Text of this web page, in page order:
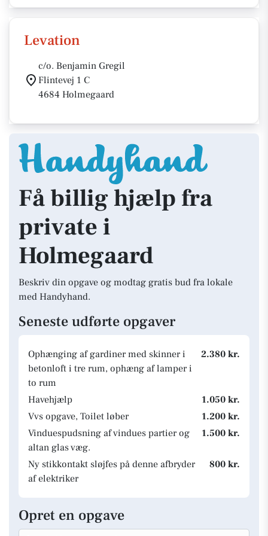
Levation
c/o. Benjamin Gregil
Flintevej 1 C
4684 Holmegaard
Få billig hjælp fra
private i
Holmegaard
Beskriv din opgave og modtag gratis bud fra lokale
med Handyhand.
Seneste udførte opgaver
Ophænging af gardiner med skinner i
betonloft i tre rum, ophæng af lamper i
to rum
2.380 kr.
Havehjælp
1.050 kr.
Vvs opgave, Toilet løber
1.200 kr.
Vinduespudsning af vindues partier og
altan glas væg.
1.500 kr.
Ny stikkontakt sløjfes på denne afbryder
af elektriker
800 kr.
Opret en opgave